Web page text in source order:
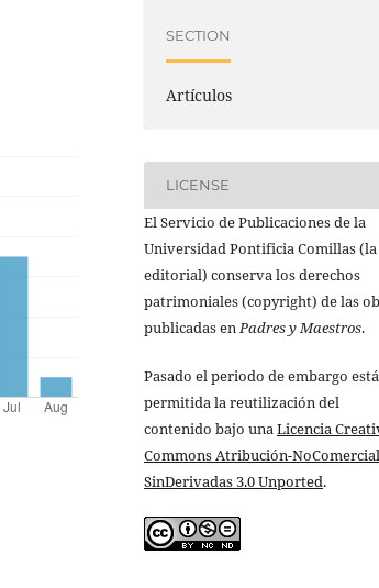
SECTION
Artículos
LICENSE
El Servicio de Publicaciones de la
Universidad Pontificia Comillas (la
editorial) conserva los derechos
patrimoniales (copyright) de las
publicadas enPadres y Maestros.
Pasado el periodo de embargo está
permitida la reutilización del
contenido bajo unaLicencia
Commons Atribución-
SinDerivadas 3.0 Unported.